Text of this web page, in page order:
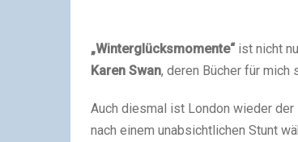
„Winterglücksmomente“ist nicht
Karen Swan, deren Bücher für
Auch diesmal ist London wieder
nach einem unabsichtlichen Stunt